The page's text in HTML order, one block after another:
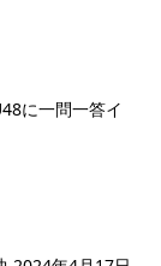
に一問一答イ